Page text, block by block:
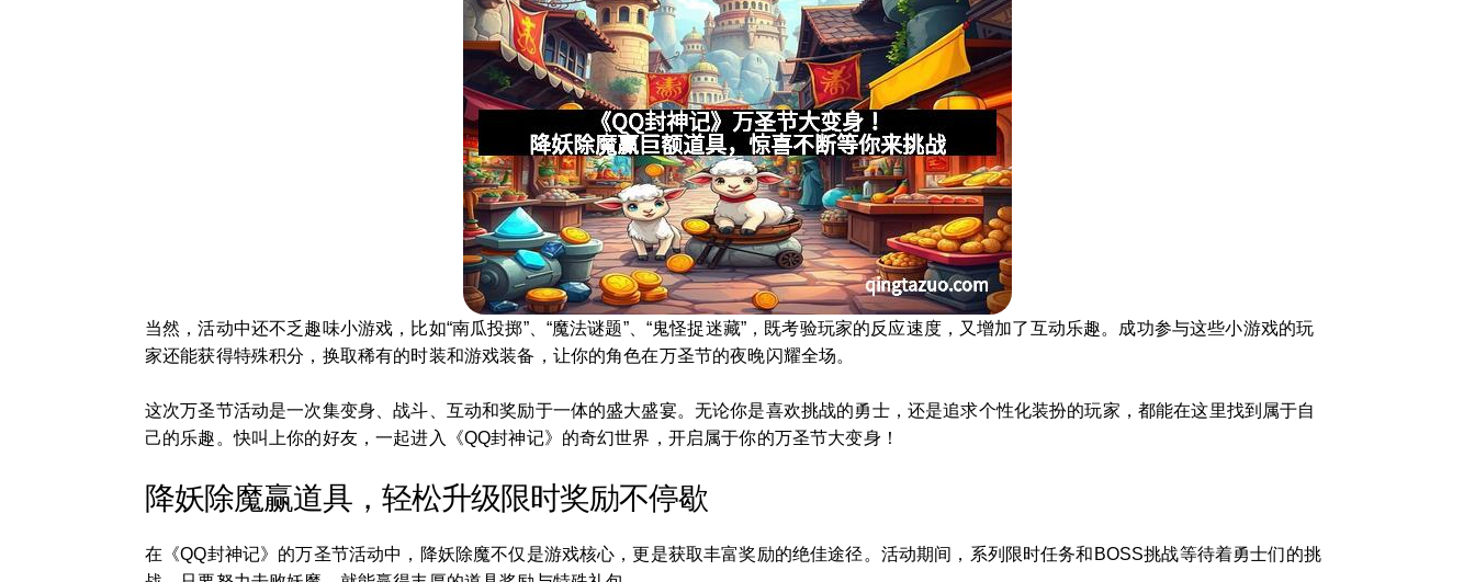
当然，活动中还不乏趣味小游戏，比如“南瓜投掷”、“魔法谜题”、“鬼怪捉迷藏”，既考验玩家的反应速度，又增加了互动乐趣。成功参与这些小游戏的玩
家还能获得特殊积分，换取稀有的时装和游戏装备，让你的角色在万圣节的夜晚闪耀全场。
这次万圣节活动是一次集变身、战斗、互动和奖励于一体的盛大盛宴。无论你是喜欢挑战的勇士，还是追求个性化装扮的玩家，都能在这里找到属于自
己的乐趣。快叫上你的好友，一起进入《QQ封神记》的奇幻世界，开启属于你的万圣节大变身！
降妖除魔赢道具，轻松升级限时奖励不停歇
在《QQ封神记》的万圣节活动中，降妖除魔不仅是游戏核心，更是获取丰富奖励的绝佳途径。活动期间，系列限时任务和BOSS挑战等待着勇士们的挑